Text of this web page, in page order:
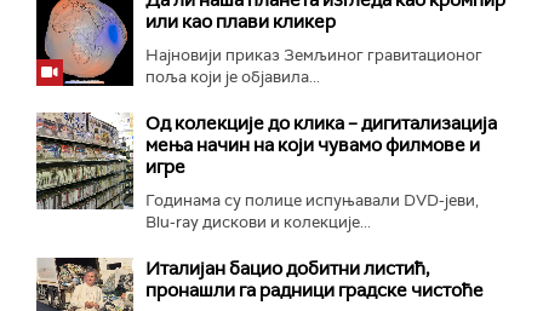
или као плави кликер
Најновији приказ Земљиног гравитационог
поља који је објавила...
Од колекције до клика – дигитализација
мења начин на који чувамо филмове и
игре
Годинама су полице испуњавали DVD-јеви,
Blu-ray дискови и колекције...
Италијан бацио добитни листић,
пронашли га радници градске чистоће